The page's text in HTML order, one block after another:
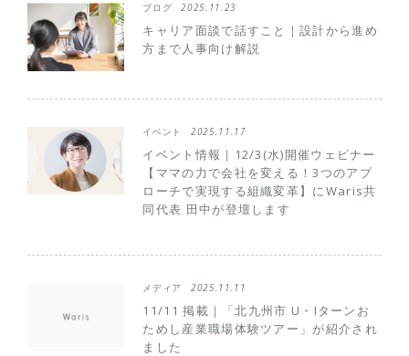
ブログ 2025.11.23
キャリア面談で話すこと｜設計から進め
方まで人事向け解説
イベント 2025.11.17
イベント情報｜12/3(水)開催ウェビナー
【ママの力で会社を変える！3つのアプ
ローチで実現する組織変革】にWaris共
同代表 田中が登壇します
メディア 2025.11.11
11/11 掲載｜「北九州市 U・Iターンお
ためし産業職場体験ツアー」が紹介され
ました